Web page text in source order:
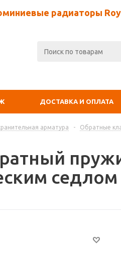
радиаторы
ДОСТАВКА И ОПЛАТА
арматура - Обратные
седлом